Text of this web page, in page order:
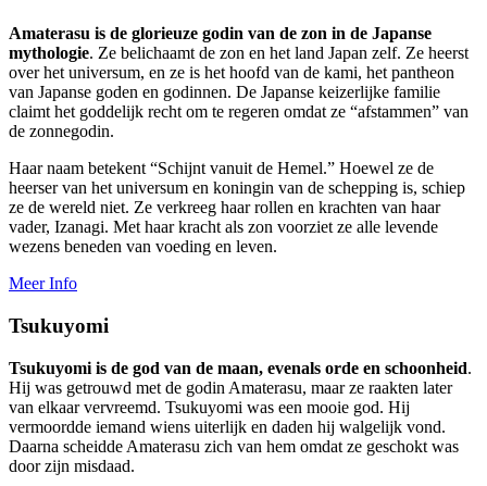
Amaterasu is de glorieuze godin van de zon in de Japanse
mythologie. Ze belichaamt de zon en het land Japan zelf. Ze heerst
over het universum, en ze is het hoofd van de kami, het pantheon
van Japanse goden en godinnen. De Japanse keizerlijke familie
claimt het goddelijk recht om te regeren omdat ze “afstammen” van
de zonnegodin.
Haar naam betekent “Schijnt vanuit de Hemel.” Hoewel ze de
heerser van het universum en koningin van de schepping is, schiep
ze de wereld niet. Ze verkreeg haar rollen en krachten van haar
vader, Izanagi. Met haar kracht als zon voorziet ze alle levende
wezens beneden van voeding en leven.
Meer Info
Tsukuyomi
Tsukuyomi is de god van de maan, evenals orde en schoonheid.
Hij was getrouwd met de godin Amaterasu, maar ze raakten later
van elkaar vervreemd. Tsukuyomi was een mooie god. Hij
vermoordde iemand wiens uiterlijk en daden hij walgelijk vond.
Daarna scheidde Amaterasu zich van hem omdat ze geschokt was
door zijn misdaad.